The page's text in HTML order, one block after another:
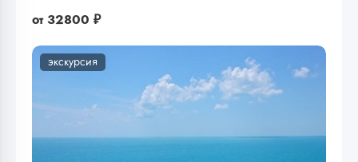
от 32800 ₽
экскурсия